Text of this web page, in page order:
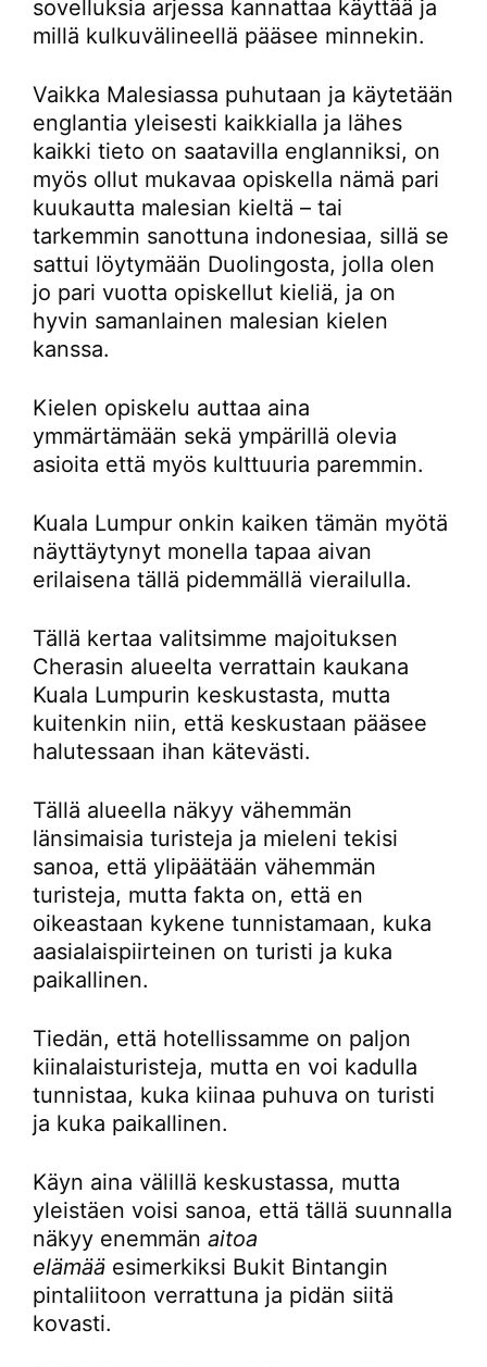
sovelluksia arjessa kannattaa käyttää ja
millä kulkuvälineellä pääsee minnekin.
Vaikka Malesiassa puhutaan ja käytetään
englantia yleisesti kaikkialla ja lähes
kaikki tieto on saatavilla englanniksi, on
myös ollut mukavaa opiskella nämä pari
kuukautta malesian kieltä – tai
tarkemmin sanottuna indonesiaa, sillä se
sattui löytymään Duolingosta, jolla olen
jo pari vuotta opiskellut kieliä, ja on
hyvin samanlainen malesian kielen
kanssa.
Kielen opiskelu auttaa aina
ymmärtämään sekä ympärillä olevia
asioita että myös kulttuuria paremmin.
Kuala Lumpur onkin kaiken tämän myötä
näyttäytynyt monella tapaa aivan
erilaisena tällä pidemmällä vierailulla.
Tällä kertaa valitsimme majoituksen
Cherasin alueelta verrattain kaukana
Kuala Lumpurin keskustasta, mutta
kuitenkin niin, että keskustaan pääsee
halutessaan ihan kätevästi.
Tällä alueella näkyy vähemmän
länsimaisia turisteja ja mieleni tekisi
sanoa, että ylipäätään vähemmän
turisteja, mutta fakta on, että en
oikeastaan kykene tunnistamaan, kuka
aasialaispiirteinen on turisti ja kuka
paikallinen.
Tiedän, että hotellissamme on paljon
kiinalaisturisteja, mutta en voi kadulla
tunnistaa, kuka kiinaa puhuva on turisti
ja kuka paikallinen.
Käyn aina välillä keskustassa, mutta
yleistäen voisi sanoa, että tällä suunnalla
näkyy enemmän aitoa
elämää esimerkiksi Bukit Bintangin
pintaliitoon verrattuna ja pidän siitä
kovasti.